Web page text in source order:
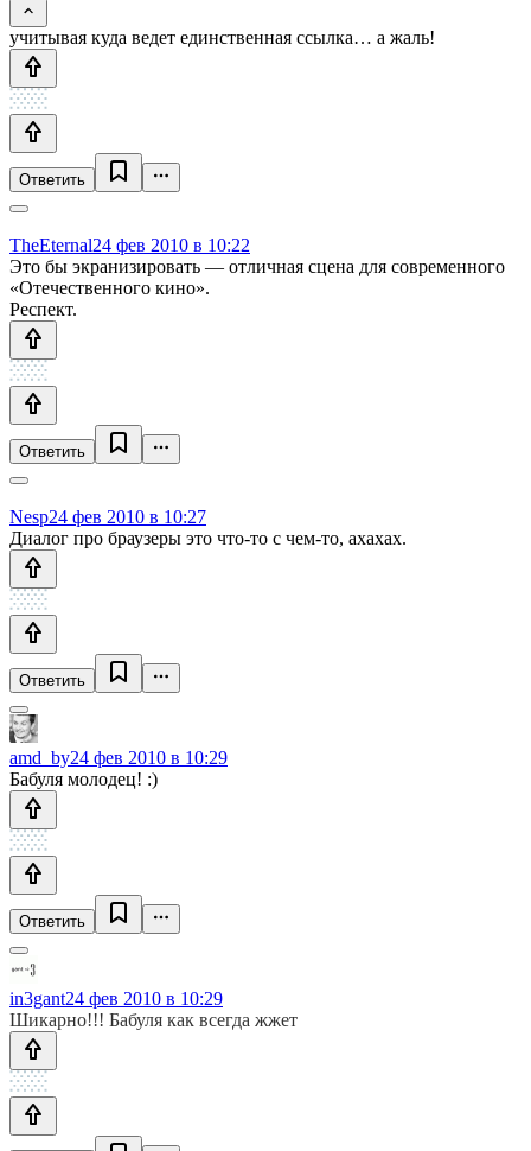
учитывая куда ведет единственная ссылка… а жаль!
Ответить
TheEternal24 фев 2010 в 10:22
Это бы экранизировать — отличная сцена для современного
«Отечественного кино».
Респект.
Ответить
Nesp24 фев 2010 в 10:27
Диалог про браузеры это что-то с чем-то, ахахах.
Ответить
amd_by24 фев 2010 в 10:29
Бабуля молодец! :)
Ответить
in3gant24 фев 2010 в 10:29
Шикарно!!! Бабуля как всегда жжет